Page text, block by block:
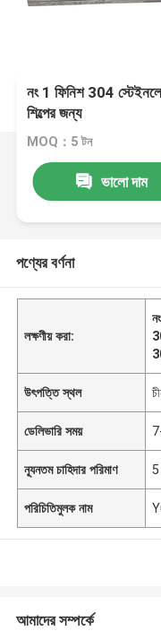
নং 1 ফিনিশ 304
শিল্পের জন্য
MOQ：5 টন
ভালো দাম
পণ্যের বর্ণনা
লক্ষণীয় করা:
উৎপত্তি স্থল
ডেলিভারি সময়
ন্যূনতম চাহিদার পরিমাণ 5
পরিচিতিমুলক নাম
আমাদের সম্পর্কে